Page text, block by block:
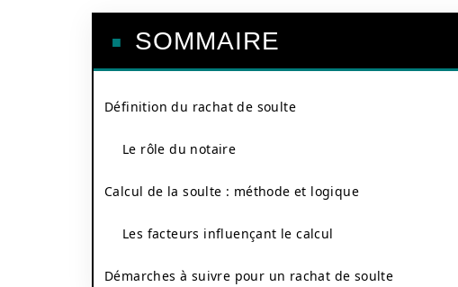
SOMMAIRE
Définition du rachat de soulte
Le rôle du notaire
Calcul de la soulte : méthode et logique
Les facteurs influençant le calcul
Démarches à suivre pour un rachat de soulte